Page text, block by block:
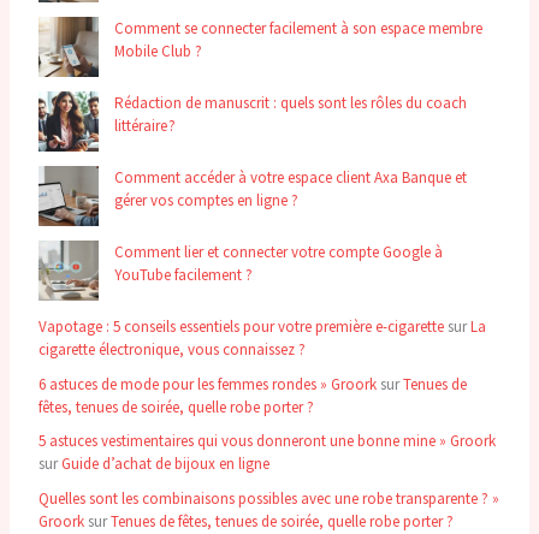
Comment se connecter facilement à son espace membre
Mobile Club ?
Rédaction de manuscrit : quels sont les rôles du coach
littéraire ?
Comment accéder à votre espace client Axa Banque et
gérer vos comptes en ligne ?
Comment lier et connecter votre compte Google à
YouTube facilement ?
Vapotage : 5 conseils essentiels pour votre première e-cigarette surLa
cigarette électronique, vous connaissez ?
6 astuces de mode pour les femmes rondes » Groork surTenues de
fêtes, tenues de soirée, quelle robe porter ?
5 astuces vestimentaires qui vous donneront une bonne mine » Groork
surGuide d’achat de bijoux en ligne
Quelles sont les combinaisons possibles avec une robe transparente ? »
Groork surTenues de fêtes, tenues de soirée, quelle robe porter ?